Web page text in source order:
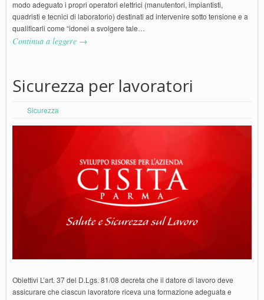
modo adeguato i propri operatori elettrici (manutentori, impiantisti,
quadristi e tecnici di laboratorio) destinati ad intervenire sotto tensione e a
qualificarli come “idonei a svolgere tale…
Continua a leggere →
Sicurezza per lavoratori
Sicurezza
Obiettivi L’art. 37 del D.Lgs. 81/08 decreta che il datore di lavoro deve
assicurare che ciascun lavoratore riceva una formazione adeguata e